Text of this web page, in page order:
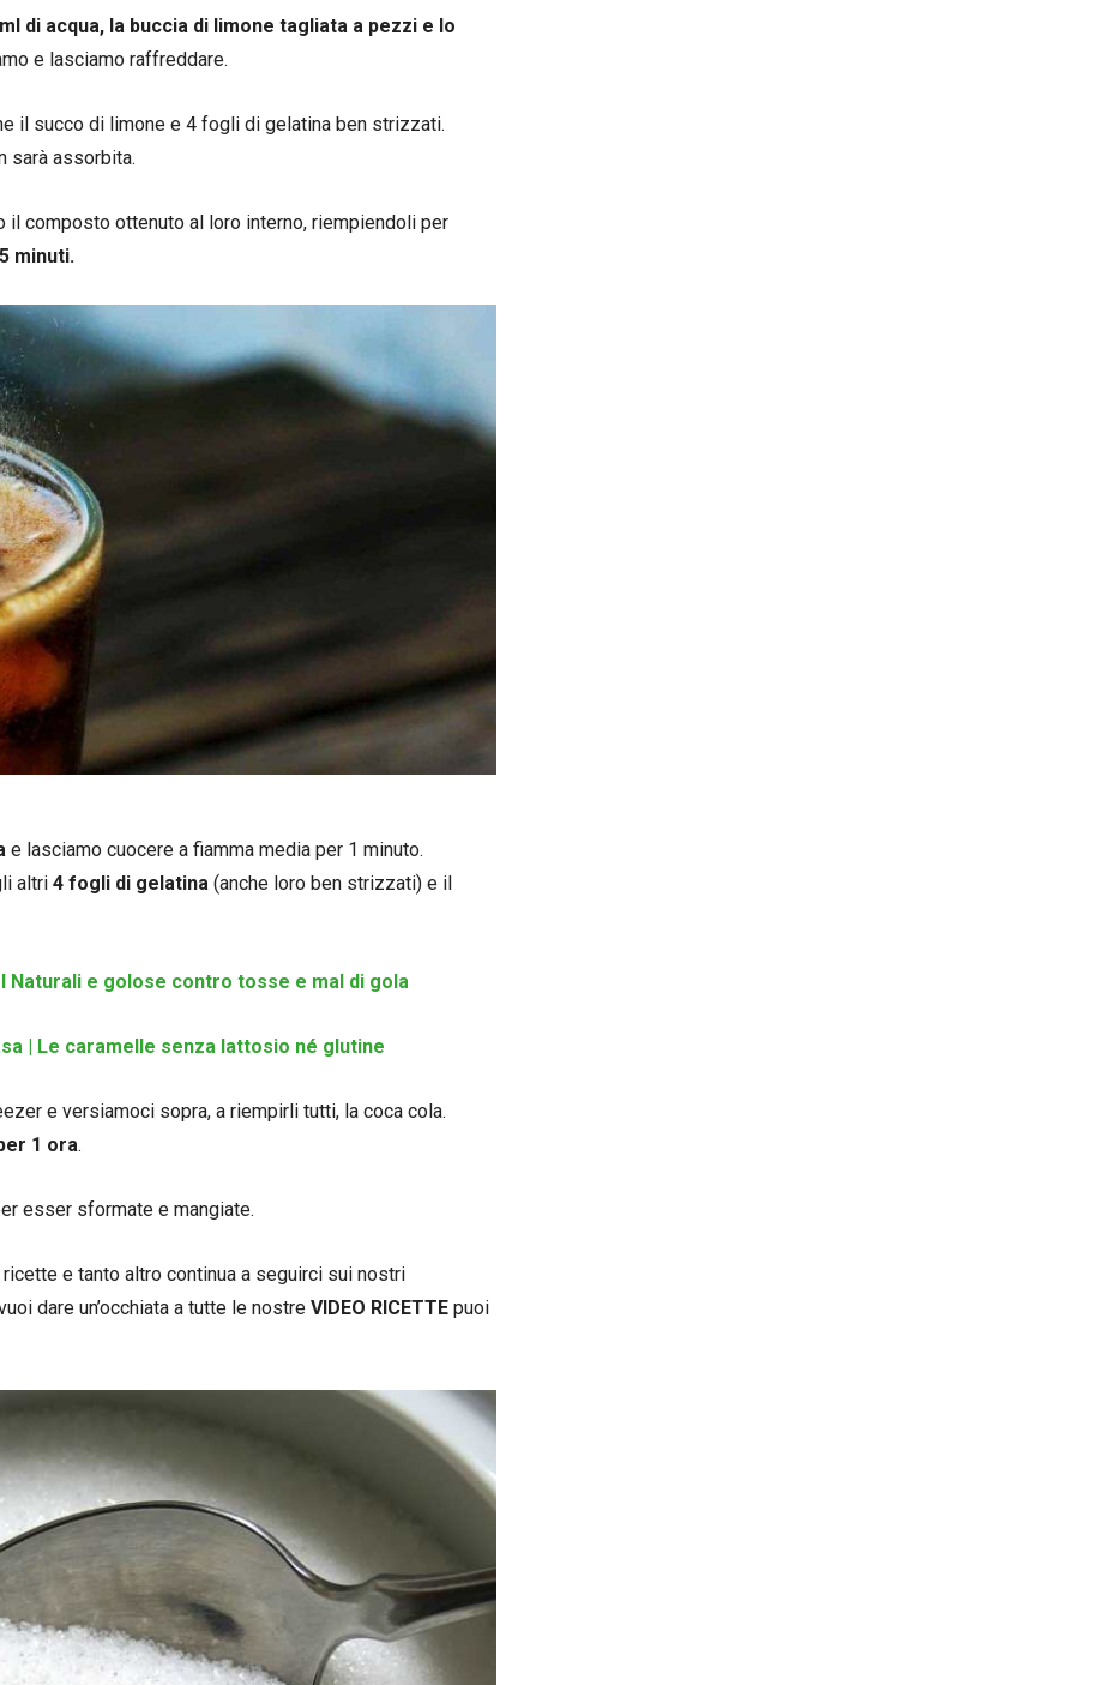
di acqua, la buccia di limone tagliata a pezzi e lo
e lasciamo raffreddare.
il succo di limone e 4 fogli di gelatina ben strizzati.
sarà assorbita.
il composto ottenuto al loro interno, riempiendoli per
minuti.
e lasciamo cuocere a fiamma media per 1 minuto.
altri 4 fogli di gelatina (anche loro ben strizzati) e il
Naturali e golose contro tosse e mal di gola
| Le caramelle senza lattosio né glutine
e versiamoci sopra, a riempirli tutti, la coca cola.
1 ora.
esser sformate e mangiate.
e tanto altro continua a seguirci sui nostri
dare un’occhiata a tutte le nostre VIDEO RICETTE puoi